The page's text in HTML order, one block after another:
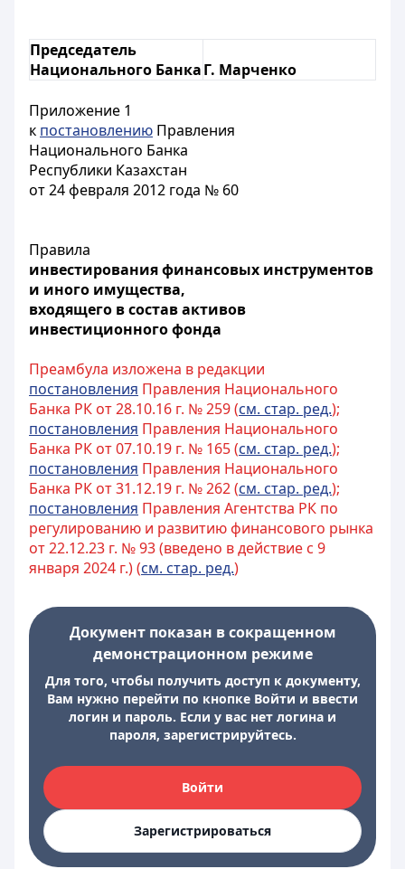
Председатель
Национального БанкаГ. Марченко
Приложение 1
к постановлению Правления
Национального Банка
Республики Казахстан
от 24 февраля 2012 года № 60
Правила
инвестирования финансовых инструментов
и иного имущества,
входящего в состав активов
инвестиционного фонда
Преамбула изложена в редакции
постановления Правления Национального
Банка РК от 28.10.16 г. № 259 (см. стар. ред.);
постановления Правления Национального
Банка РК от 07.10.19 г. № 165 (см. стар. ред.);
постановления Правления Национального
Банка РК от 31.12.19 г. № 262 (см. стар. ред.);
постановления Правления Агентства РК по
регулированию и развитию финансового рынка
от 22.12.23 г. № 93 (введено в действие с 9
января 2024 г.) (см. стар. ред.)
Документ показан в сокращенном
демонстрационном режиме
Для того, чтобы получить доступ к документу,
Вам нужно перейти по кнопке Войти и ввести
логин и пароль. Если у вас нет логина и
пароля, зарегистрируйтесь.
Войти
Зарегистрироваться